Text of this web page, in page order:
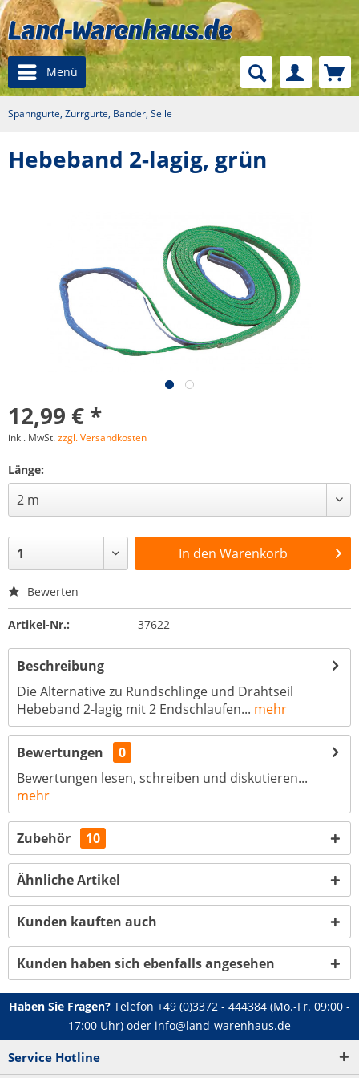
Menü
Spanngurte, Zurrgurte, Bänder, Seile
Hebeband 2-lagig, grün
12,99 € *
inkl. MwSt.zzgl. Versandkosten
Länge:
In den Warenkorb
Bewerten
Artikel-Nr.: 37622
Beschreibung
Die Alternative zu Rundschlinge und Drahtseil
Hebeband 2-lagig mit 2 Endschlaufen... mehr
Bewertungen
0
Bewertungen lesen, schreiben und diskutieren...
mehr
Zubehör 10
Ähnliche Artikel
Kunden kauften auch
Kunden haben sich ebenfalls angesehen
Haben Sie Fragen? Telefon +49 (0)3372 - 444384 (Mo.-Fr. 09:00 -
17:00 Uhr) oder info@land-warenhaus.de
Service Hotline